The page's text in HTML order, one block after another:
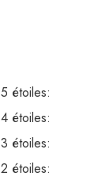
5 étoiles:
4 étoiles:
3 étoiles:
2 étoiles: